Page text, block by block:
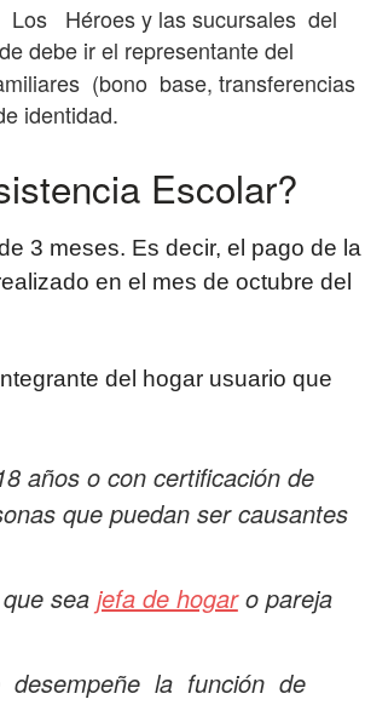
Los Héroes y las sucursales del
debe ir el representante del
(bono base, transferencias
identidad.
Escolar?
3 meses. Es decir, el pago de la
en el mes de octubre del
del hogar usuario que
años o con certificación de
que puedan sercausantes
sea jefa de hogaro pareja
la función de